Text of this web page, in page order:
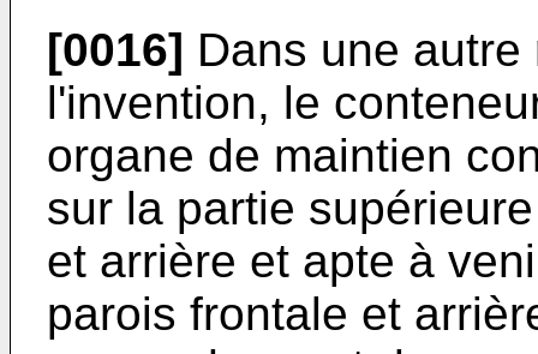
[0016] Dans une
l'invention, le
organe de maintien
sur la partie
et arrière et apte à
parois frontale et